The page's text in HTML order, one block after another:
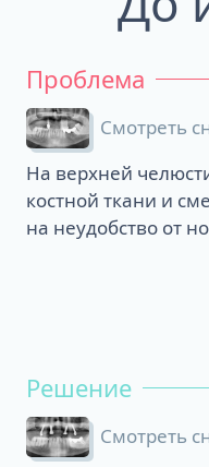
Проблема
Смотреть
На верхней
костной ткани и
на неудобство от
Решение
Смотреть